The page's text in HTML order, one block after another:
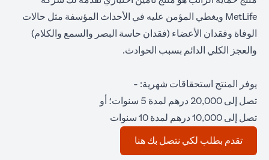
MetLife ويغطي المؤمن عليه في الأحداث المؤسفة مثل حالات
الوفاة وفقدان الأعضاء (فقدان حاسة البصر والسمع والكلام)
والعجز الكلي الدائم بسبب الحوادث.
يوفر المنتج استحقاقات شهرية: -
تصل إلى 20,000 درهم لمدة 5 سنوات؛ أو
تصل إلى 10,000 درهم لمدة 10 سنوات
تقدم بطلب لكي نتصل بك هنا